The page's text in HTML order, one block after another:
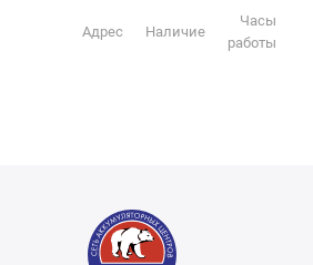
Адрес Наличие
Часы
работы